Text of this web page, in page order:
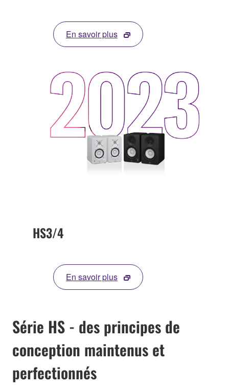
En savoir plus
HS3/4
En savoir plus
Série HS - des principes de
conception maintenus et
perfectionnés